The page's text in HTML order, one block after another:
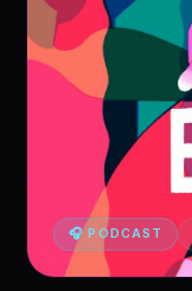
🎧 PODCAST